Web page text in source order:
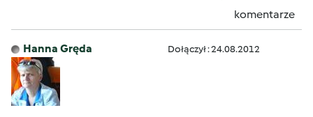
komentarze
Hanna Gręda Dołączył : 24.08.2012